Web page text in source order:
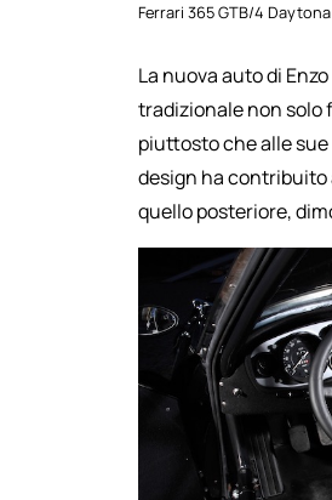
Ferrari 365 GTB/4
La nuova auto di
tradizionale non solo
piuttosto che alle
design ha contribuito
quello posteriore,